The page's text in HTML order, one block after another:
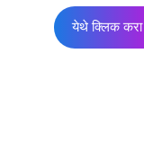
येथे क्लिक करा